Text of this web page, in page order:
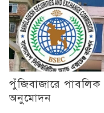
পুঁজিবাজারে
অনুমোদন